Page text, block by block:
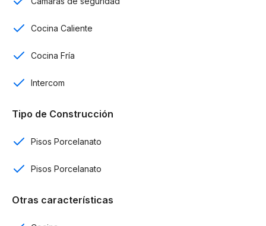
Por US$ 409,500
Cocina Caliente
Cocina Fría
Intercom
Tipo de Construcción
Pisos Porcelanato
Pisos Porcelanato
Otras características